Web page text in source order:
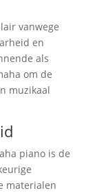
vanwege
en
als
om de
muzikaal
piano is de
materialen